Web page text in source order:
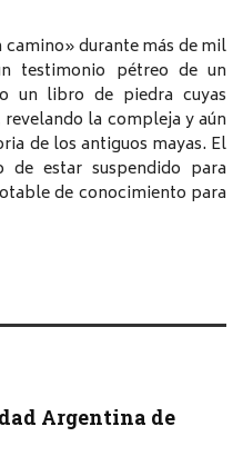
durante más de mil
testimonio pétreo de un
un libro de piedra cuyas
la compleja y aún
de los antiguos mayas. El
estar suspendido para
de conocimiento para
Argentina de